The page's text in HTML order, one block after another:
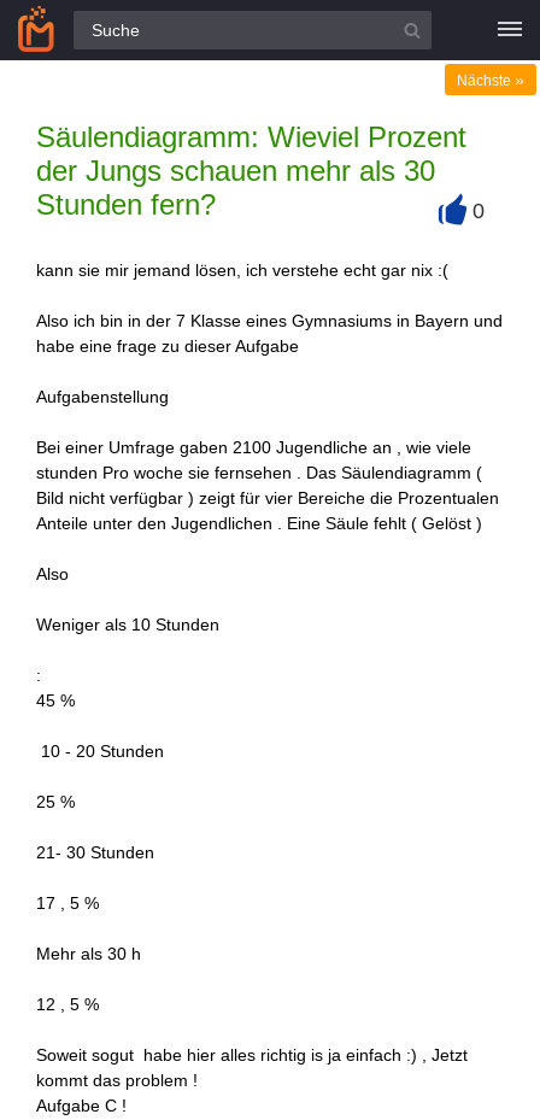
Alle Fragen
Säulendiagramm: Wieviel Prozent
der Jungs schauen mehr als 30
Stunden fern?
Nächste »
0
kann sie mir jemand lösen, ich verstehe echt gar nix :(
Also ich bin in der 7 Klasse eines Gymnasiums in Bayern und
habe eine frage zu dieser Aufgabe
Aufgabenstellung
Bei einer Umfrage gaben 2100 Jugendliche an , wie viele
stunden Pro woche sie fernsehen . Das Säulendiagramm (
Bild nicht verfügbar ) zeigt für vier Bereiche die Prozentualen
Anteile unter den Jugendlichen . Eine Säule fehlt ( Gelöst )
Also
Weniger als 10 Stunden
:
45 %
10 - 20 Stunden
25 %
21- 30 Stunden
17 , 5 %
Mehr als 30 h
12 , 5 %
Soweit sogut habe hier alles richtig is ja einfach :) , Jetzt
kommt das problem !
Aufgabe C !